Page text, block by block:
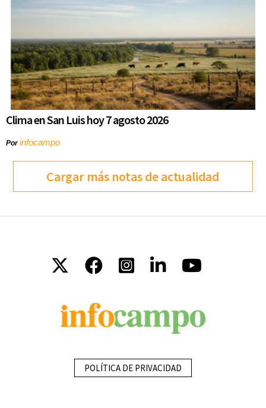
Clima en San Luis hoy 7 agosto 2026
Porinfocampo
Cargar más notas de actualidad
POLÍTICA DE PRIVACIDAD